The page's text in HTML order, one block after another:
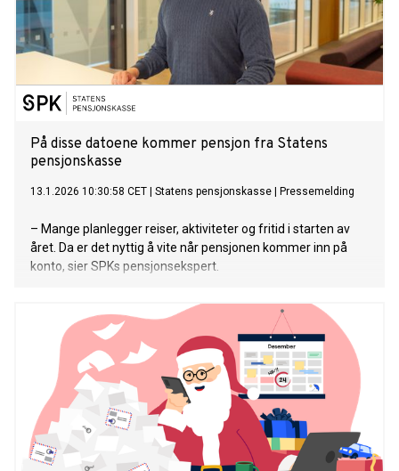
På disse datoene kommer pensjon fra Statens
pensjonskasse
13.1.2026 10:30:58 CET Statens pensjonskasse Pressemelding
– Mange planlegger reiser, aktiviteter og fritid i starten av
året. Da er det nyttig å vite når pensjonen kommer inn på
konto, sier SPKs pensjonsekspert.